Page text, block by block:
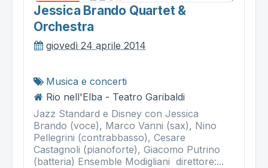
Jessica Brando Quartet &
Orchestra
giovedì 24 aprile 2014
Musica e concerti
Rio nell'Elba - Teatro Garibaldi
Jazz Standard e Disney con Jessica
Brando (voce), Marco Vanni (sax), Nino
Pellegrini (contrabbasso), Cesare
Castagnoli (pianoforte), Giacomo Putrino
(batteria) Ensemble Modigliani direttore:...